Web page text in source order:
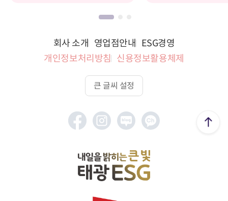
회사 소개 영업점안내 ESG경영
개인정보처리방침 신용정보활용체제
큰 글씨 설정